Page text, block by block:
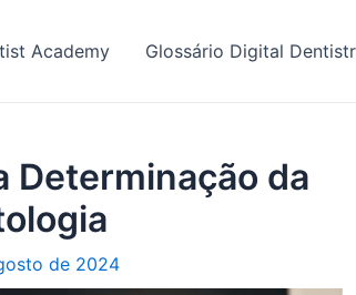
Academy Glossário Digital
Determinação da
de 2024